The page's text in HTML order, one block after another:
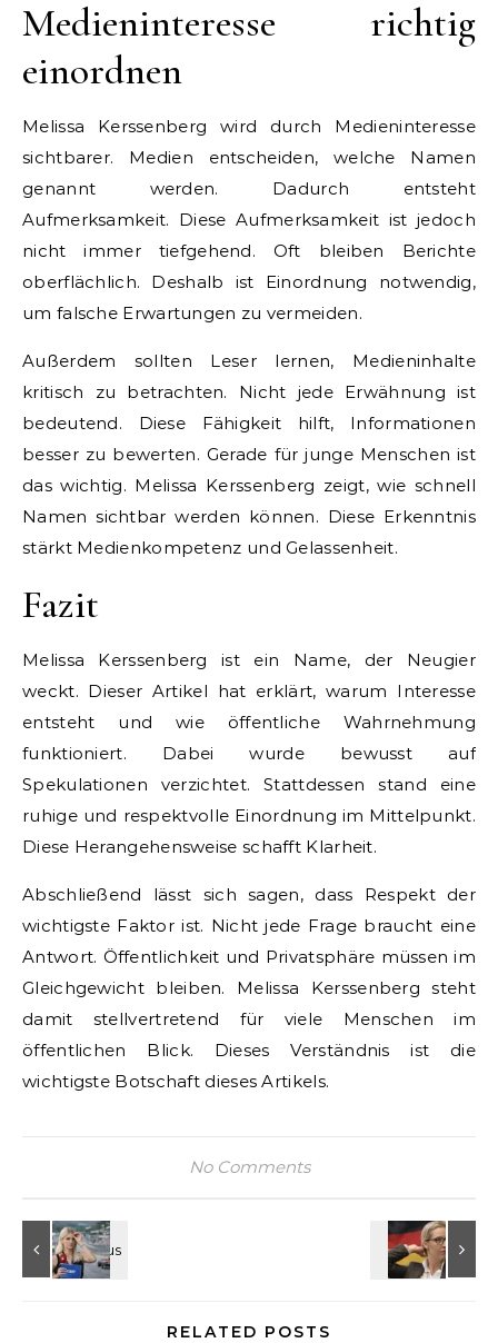
Medieninteresse richtig
einordnen
Melissa Kerssenberg wird durch Medieninteresse
sichtbarer. Medien entscheiden, welche Namen
genannt werden. Dadurch entsteht
Aufmerksamkeit. Diese Aufmerksamkeit ist jedoch
nicht immer tiefgehend. Oft bleiben Berichte
oberflächlich. Deshalb ist Einordnung notwendig,
um falsche Erwartungen zu vermeiden.
Außerdem sollten Leser lernen, Medieninhalte
kritisch zu betrachten. Nicht jede Erwähnung ist
bedeutend. Diese Fähigkeit hilft, Informationen
besser zu bewerten. Gerade für junge Menschen ist
das wichtig. Melissa Kerssenberg zeigt, wie schnell
Namen sichtbar werden können. Diese Erkenntnis
stärkt Medienkompetenz und Gelassenheit.
Fazit
Melissa Kerssenberg ist ein Name, der Neugier
weckt. Dieser Artikel hat erklärt, warum Interesse
entsteht und wie öffentliche Wahrnehmung
funktioniert. Dabei wurde bewusst auf
Spekulationen verzichtet. Stattdessen stand eine
ruhige und respektvolle Einordnung im Mittelpunkt.
Diese Herangehensweise schafft Klarheit.
Abschließend lässt sich sagen, dass Respekt der
wichtigste Faktor ist. Nicht jede Frage braucht eine
Antwort. Öffentlichkeit und Privatsphäre müssen im
Gleichgewicht bleiben. Melissa Kerssenberg steht
damit stellvertretend für viele Menschen im
öffentlichen Blick. Dieses Verständnis ist die
wichtigste Botschaft dieses Artikels.
No Comments
RELATED POSTS